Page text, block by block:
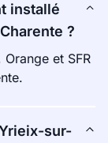
installé
?
et SFR
sur-